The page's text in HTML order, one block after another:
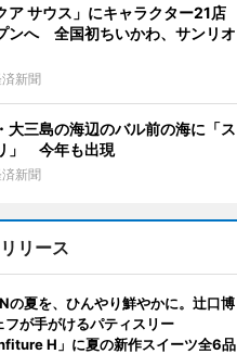
ア サウス」にキャラクター21店
ンへ 全国初ちいかわ、サンリオ
新聞
大三島の海辺のバル前の海に「ス
」 今年も出現
新聞
リース
の夏を、ひんやり鮮やかに。辻口博
フが手がけるパティスリー
H」に夏の新作スイーツ全6品